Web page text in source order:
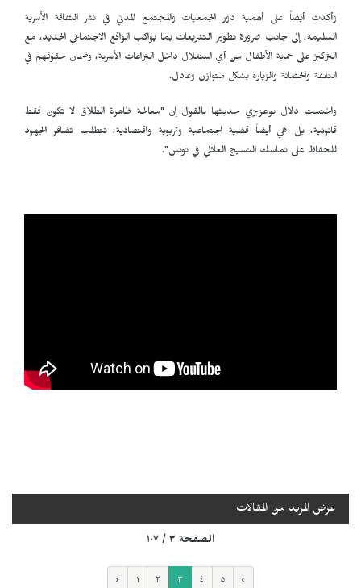
وأكدت أيضاً على أهمية دور الجمعيات والمجتمع المدني في نشر الثقافة الأسرية
السليمة، إلى جانب ضرورة تطوير التشريعات بما يواكب الواقع الاجتماعي الجديد، مع
التركيز على حماية الأطفال من أي استغلال داخل النزاعات الأسرية، وضمان حقوقهم في
النفقة والحضانة والزيارة بشكل متوازن وعادل.
واختمت دلال بوعزيزي حديثها بالقول إن "معالجة ظاهرة الطلاق لا تكون فقط
قانونية، بل هي أيضاً قضية اجتماعية وتربوية واقتصادية، تتطلب تضافر الجهود
للحفاظ على تماسك النسيج العائلي في تونس".
عرض المزيد من المقالات
الصفحة ٣ / ١٠٧
‹ ١ ٢ ٣ ٤ ٥ ›